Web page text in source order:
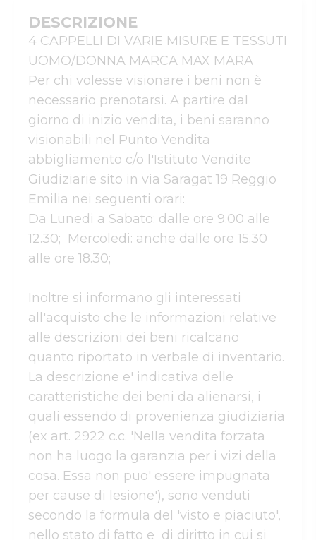
DESCRIZIONE
4 CAPPELLI DI VARIE MISURE E TESSUTI
UOMO/DONNA MARCA MAX MARA
Per chi volesse visionare i beni non è
necessario prenotarsi. A partire dal
giorno di inizio vendita, i beni saranno
visionabili nel Punto Vendita
abbigliamento c/o l'Istituto Vendite
Giudiziarie sito in via Saragat 19 Reggio
Emilia nei seguenti orari:
Da Lunedi a Sabato: dalle ore 9.00 alle
12.30;  Mercoledi: anche dalle ore 15.30
alle ore 18.30;
Inoltre si informano gli interessati
all'acquisto che le informazioni relative
alle descrizioni dei beni ricalcano
quanto riportato in verbale di inventario.
La descrizione e' indicativa delle
caratteristiche dei beni da alienarsi, i
quali essendo di provenienza giudiziaria
(ex art. 2922 c.c. 'Nella vendita forzata
non ha luogo la garanzia per i vizi della
cosa. Essa non puo' essere impugnata
per cause di lesione'), sono venduti
secondo la formula del 'visto e piaciuto',
nello stato di fatto e  di diritto in cui si